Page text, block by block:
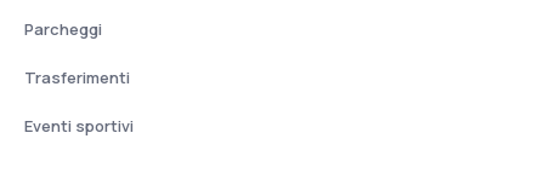
Parcheggi
Trasferimenti
Eventi sportivi